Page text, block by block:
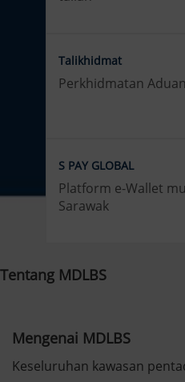
Talikhidmat
Perkhidmatan
S PAY GLOBAL
Platform e-Wallet
Sarawak
Tentang MDLBS
Mengenai MDLBS
Keseluruhan kawasan